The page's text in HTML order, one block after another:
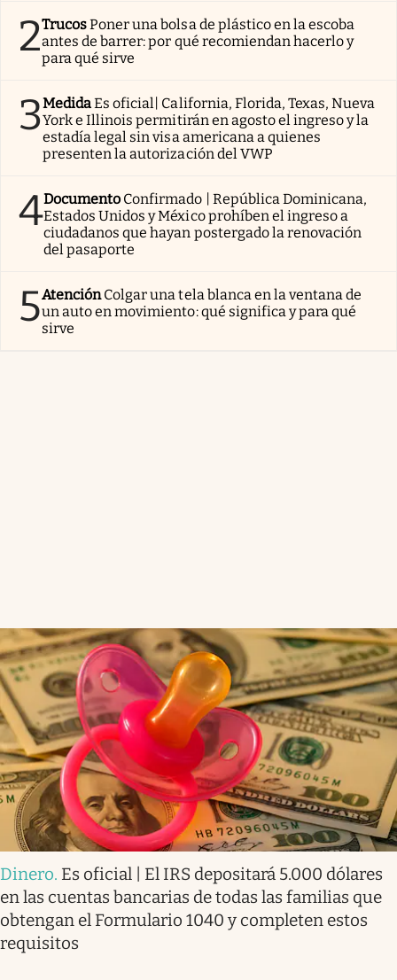
2TrucosPoner una bolsa de plástico en la escoba
antes de barrer: por qué recomiendan hacerlo y
para qué sirve
3MedidaEs oficial| California, Florida, Texas, Nueva
York e Illinois permitirán en agosto el ingreso y la
estadía legal sin visa americana a quienes
presenten la autorización del VWP
4Documento Confirmado | República Dominicana,
Estados Unidos y México prohíben el ingreso a
ciudadanos que hayan postergado la renovación
del pasaporte
5AtenciónColgar una tela blanca en la ventana de
un auto en movimiento: qué significa y para qué
sirve
Dinero. Es oficial | El IRS depositará 5.000 dólares
en las cuentas bancarias de todas las familias que
obtengan el Formulario 1040 y completen estos
requisitos